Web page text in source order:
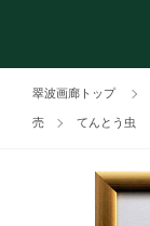
翠波画廊トップ
売 てんとう虫